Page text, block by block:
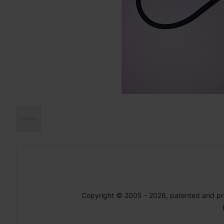
Copyright © 2005 - 2026, patented and